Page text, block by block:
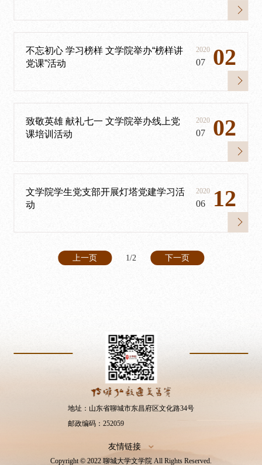
不忘初心 学习榜样 文学院举办“榜样讲
党课”活动
2020
07 02
致敬英雄 献礼七一 文学院举办线上党
课培训活动
2020
07 02
文学院学生党支部开展灯塔党建学习活
动
2020
06 12
上一页 1/2 下一页
地址：山东省聊城市东昌府区文化路34号
邮政编码：252059
友情链接
Copyright © 2022 聊城大学文学院 All Rights Reserved.